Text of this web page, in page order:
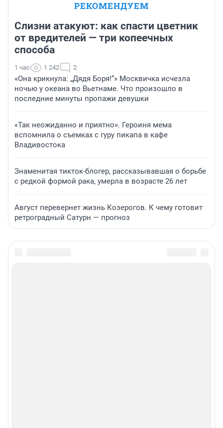
РЕКОМЕНДУЕМ
Слизни атакуют: как спасти цветник
от вредителей — три копеечных
способа
1 час 1 242 2
«Она крикнула: „Дядя Боря!“» Москвичка исчезла
ночью у океана во Вьетнаме. Что произошло в
последние минуты пропажи девушки
«Так неожиданно и приятно». Героиня мема
вспомнила о съемках с гуру пикапа в кафе
Владивостока
Знаменитая тикток-блогер, рассказывавшая о борьбе
с редкой формой рака, умерла в возрасте 26 лет
Август перевернет жизнь Козерогов. К чему готовит
ретроградный Сатурн — прогноз